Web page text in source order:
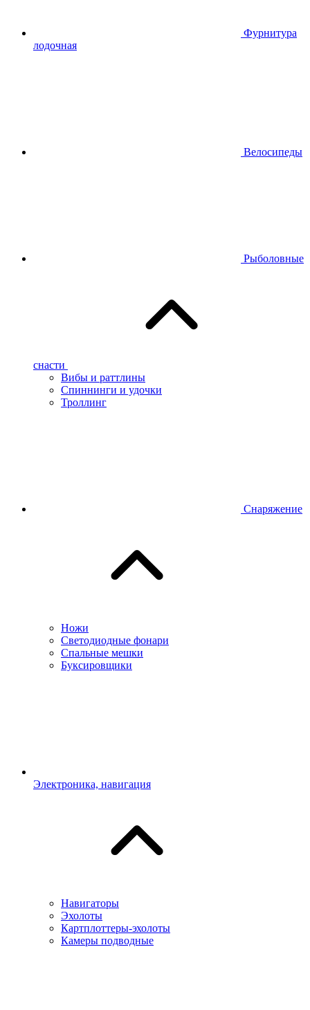
Фурнитура
лодочная
Велосипеды
Рыболовные
снасти
Вибы и раттлины
Спиннинги и удочки
Троллинг
Снаряжение
Ножи
Светодиодные фонари
Спальные мешки
Буксировщики
Электроника, навигация
Навигаторы
Эхолоты
Картплоттеры-эхолоты
Камеры подводные